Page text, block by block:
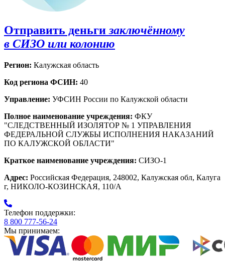
Отправить деньги заключённому
в СИЗО или колонию
Регион: Калужская область
Код региона ФСИН: 40
Управление: УФСИН России по Калужской области
Полное наименование учреждения: ФКУ
"СЛЕДСТВЕННЫЙ ИЗОЛЯТОР № 1 УПРАВЛЕНИЯ
ФЕДЕРАЛЬНОЙ СЛУЖБЫ ИСПОЛНЕНИЯ НАКАЗАНИЙ
ПО КАЛУЖСКОЙ ОБЛАСТИ"
Краткое наименование учреждения: СИЗО-1
Адрес: Российская Федерация, 248002, Калужская обл, Калуга
г, НИКОЛО-КОЗИНСКАЯ, 110/А
Телефон поддержки:
8 800 777-56-24
Мы принимаем: